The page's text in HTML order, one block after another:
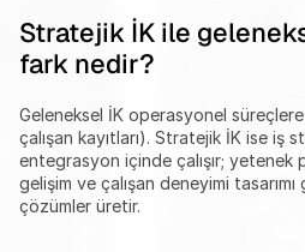
Stratejik İK ile
fark nedir?
Geleneksel İK operasyonel
çalışan kayıtları). Stratejik İK ise iş
entegrasyon içinde çalışır; yetenek
gelişim ve çalışan deneyimi
çözümler üretir.